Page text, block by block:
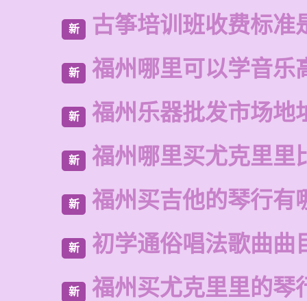
新 古筝培训班收费标准
新 福州哪里可以学音乐
新 福州乐器批发市场地
新 福州哪里买尤克里里
新 福州买吉他的琴行有
新 初学通俗唱法歌曲曲
新 福州买尤克里里的琴